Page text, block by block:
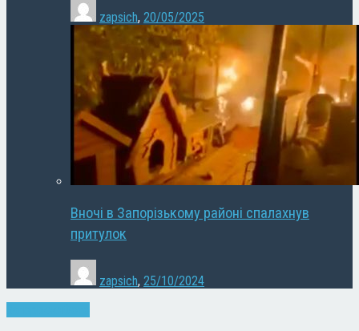
zapsich, 20/05/2025
Вночі в Запорізькому районі спалахнув
притулок
zapsich, 25/10/2024